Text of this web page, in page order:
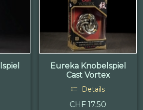
Eureka Knobelspiel
Cast Vortex
Details
CHF 17.50